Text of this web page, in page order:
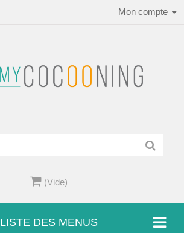
Mon compte
(Vide)
LISTE DES MENUS